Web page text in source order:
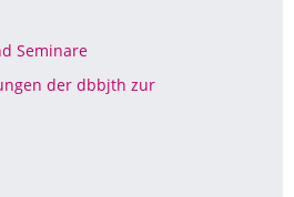
Seminare
der dbbjth zur